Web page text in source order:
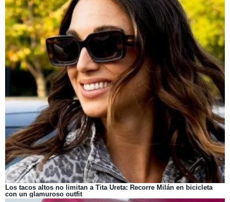
Los tacos altos no limitan a Tita Ureta: Recorre Milán en bicicleta
con un glamuroso outfit